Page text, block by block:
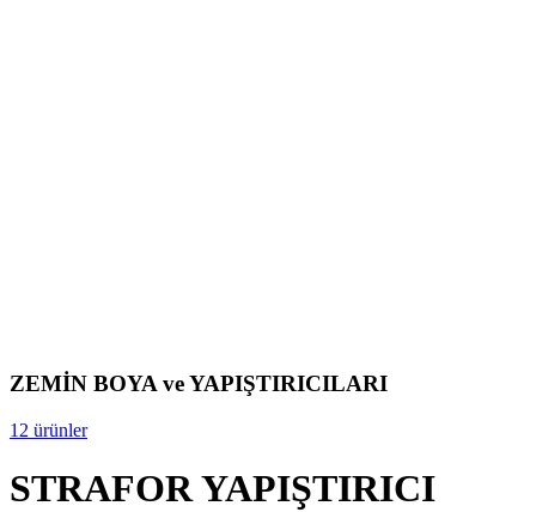
ZEMİN BOYA ve YAPIŞTIRICILARI
12 ürünler
STRAFOR YAPIŞTIRICI